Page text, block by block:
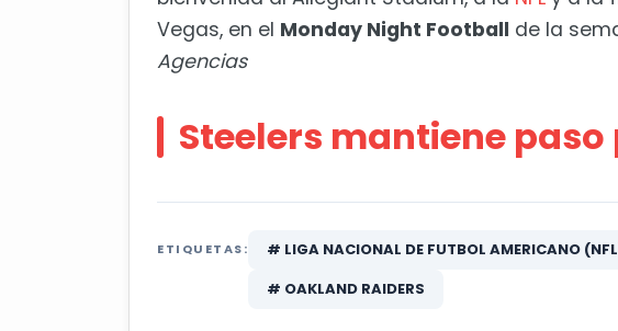
Vegas, en el Monday Night Football de la
Agencias
Steelers mantiene
ETIQUETAS: # LIGA NACIONAL DE FUTBOL AMERICANO
# OAKLAND RAIDERS